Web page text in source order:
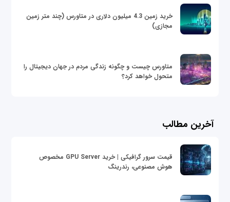
خرید زمین 4.3 میلیون دلاری در متاورس (چند متر زمین
مجازی)
متاورس چیست و چگونه زندگی مردم در جهان دیجیتال را
متحول خواهد کرد؟
آخرین مطالب
قیمت سرور گرافیکی | خرید GPU Server مخصوص
هوش مصنوعی، رندرینگ